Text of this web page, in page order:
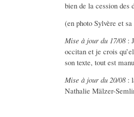
bien de la cession des
(en photo Sylvère et
Mise à jour du 17/08:
occitan et je crois
son texte, tout est
Mise à jour du 20/08:
Nathalie Mälzer-